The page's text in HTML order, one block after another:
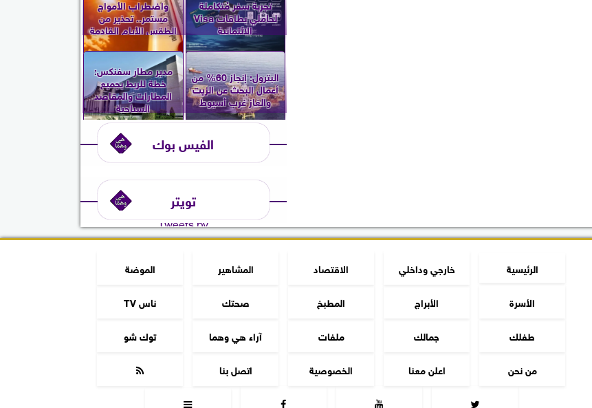
تجربة سفر مُتكاملة
لحاملي بطاقات Visa
الائتمانية
واضطراب الأمواج
مستمر.. تحذير من
الطقس الأيام القادمة
البترول: إنجاز 60% من
أعمال البحث عن الزيت
والغاز غرب أسيوط
مدير مطار سفنكس:
خطة للربط بجميع
المطارات والمقاصد
السياحية
الفيس بوك
تويتر
Tweets by
الرئيسية خارجي وداخلي الاقتصاد المشاهير
الموضة
الأسرة
الأبراج المطبخ صحتك
ناس TV
طفلك
جمالك ملفات آراء هي وهما
توك شو
من نحن
اعلن معنا الخصوصية اتصل بنا




